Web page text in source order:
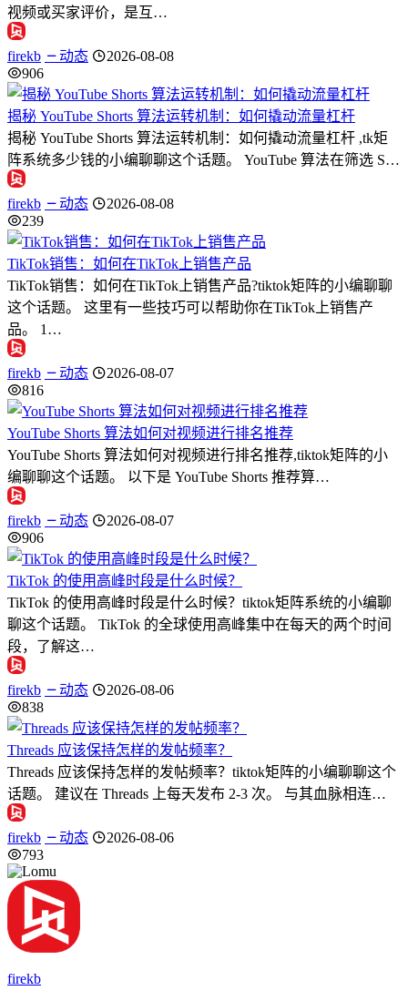
视频或买家评价，是互…
firekb 动态
2026-08-08
906
揭秘 YouTube Shorts 算法运转机制：如何撬动流量杠杆
揭秘 YouTube Shorts 算法运转机制：如何撬动流量杠杆 ,tk矩
阵系统多少钱的小编聊聊这个话题。 YouTube 算法在筛选 S…
firekb 动态
2026-08-08
239
TikTok销售：如何在TikTok上销售产品
TikTok销售：如何在TikTok上销售产品?tiktok矩阵的小编聊聊
这个话题。 这里有一些技巧可以帮助你在TikTok上销售产
品。 1…
firekb 动态
2026-08-07
816
YouTube Shorts 算法如何对视频进行排名推荐
YouTube Shorts 算法如何对视频进行排名推荐,tiktok矩阵的小
编聊聊这个话题。 以下是 YouTube Shorts 推荐算…
firekb 动态
2026-08-07
906
TikTok 的使用高峰时段是什么时候？
TikTok 的使用高峰时段是什么时候？tiktok矩阵系统的小编聊
聊这个话题。 TikTok 的全球使用高峰集中在每天的两个时间
段，了解这…
firekb 动态
2026-08-06
838
Threads 应该保持怎样的发帖频率？
Threads 应该保持怎样的发帖频率？tiktok矩阵的小编聊聊这个
话题。 建议在 Threads 上每天发布 2-3 次。 与其血脉相连…
firekb 动态
2026-08-06
793
firekb